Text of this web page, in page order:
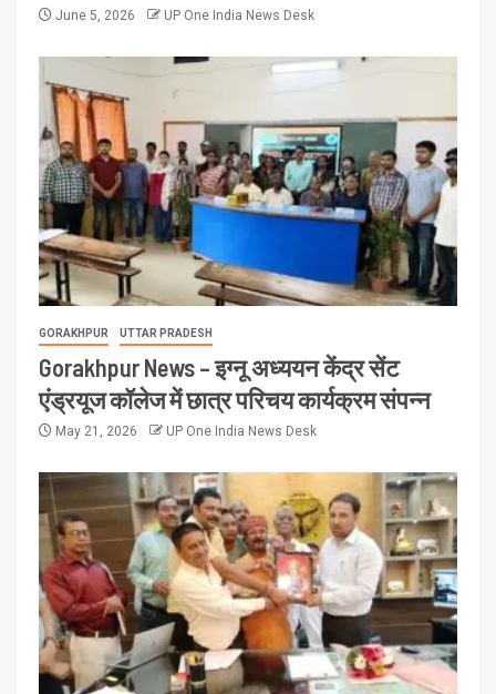
June 5, 2026 UP One India News Desk
GORAKHPUR UTTAR PRADESH
Gorakhpur News – इग्नू अध्ययन केंद्र सेंट
एंड्रयूज कॉलेज में छात्र परिचय कार्यक्रम संपन्न
May 21, 2026 UP One India News Desk